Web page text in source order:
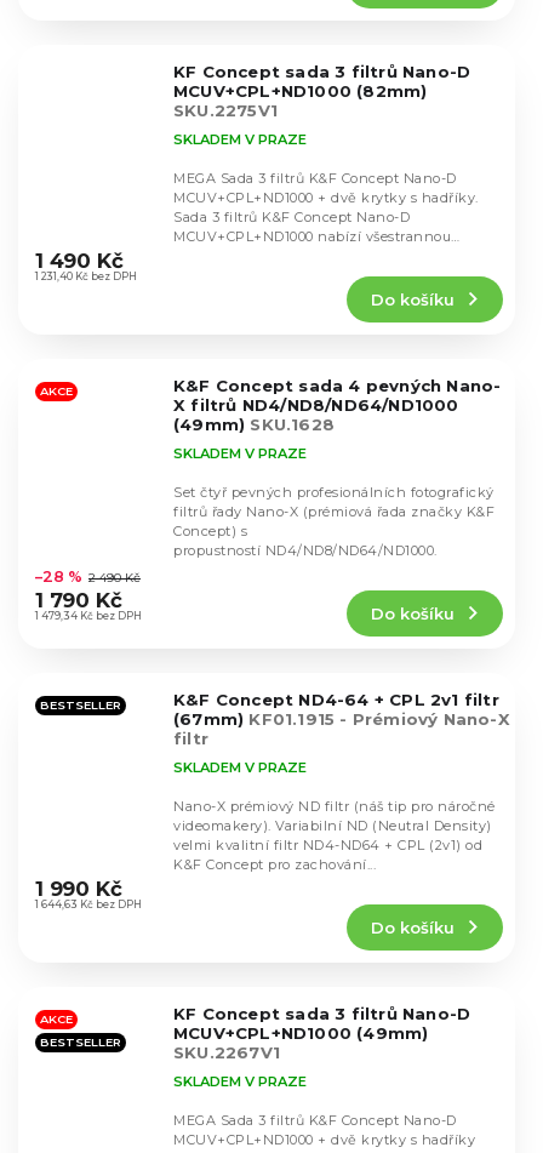
KF Concept sada 3 filtrů Nano-D
MCUV+CPL+ND1000 (82mm)
SKU.2275V1
hodnocení
produktu
hvězdiček.
SKLADEM V PRAZE
1 231,40 Kč bez DPH
1 490 Kč
Do košíku
MEGA Sada 3 filtrů K&F Concept Nano-D
MCUV+CPL+ND1000 + dvě krytky s hadříky.
Sada 3 filtrů K&F Concept Nano-D
MCUV+CPL+ND1000 nabízí všestrannou
AKCE
K&F Concept sada 4 pevných Nano-
X filtrů ND4/ND8/ND64/ND1000
(49mm) SKU.1628
hodnocení
produktu
je
hvězdiček.
SKLADEM V PRAZE
1 479,34 Kč bez DPH
–28 % 2 490 Kč
1 790 Kč
Do košíku
Set čtyř pevných profesionálních fotografický
filtrů řady Nano-X (prémiová řada značky K&F
Concept) s
propustností ND4/ND8/ND64/ND1000.
BESTSELLER
K&F Concept ND4-64 + CPL 2v1 filtr
(67mm) KF01.1915 - Prémiový Nano-X
filtr
hodnocení
produktu
hvězdiček.
SKLADEM V PRAZE
1 644,63 Kč bez DPH
1 990 Kč
Do košíku
Nano-X prémiový ND filtr (náš tip pro náročné
videomakery). Variabilní ND (Neutral Density)
velmi kvalitní filtr ND4-ND64 + CPL (2v1) od
K&F Concept pro zachování...
AKCE
BESTSELLER
KF Concept sada 3 filtrů Nano-D
MCUV+CPL+ND1000 (49mm)
SKU.2267V1
SKLADEM V PRAZE
MEGA Sada 3 filtrů K&F Concept Nano-D
MCUV+CPL+ND1000 + dvě krytky s hadříky